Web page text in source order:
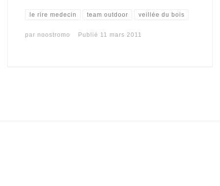
le rire medecin team outdoor veillée du bois
par noostromo Publié 11 mars 2011